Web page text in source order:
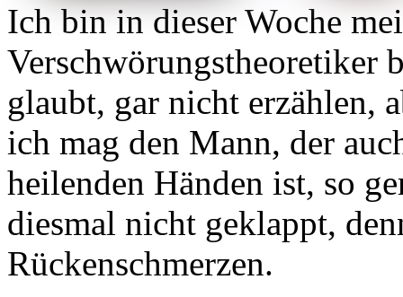
Ich bin in dieser Woche
Verschwörungstheoretiker
glaubt, gar nicht erzählen,
ich mag den Mann, der
heilenden Händen ist, so
diesmal nicht geklappt,
Rückenschmerzen.